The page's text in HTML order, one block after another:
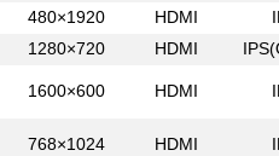
480×1920 HDMI
1280×720 HDMI
1600×600 HDMI
768×1024 HDMI